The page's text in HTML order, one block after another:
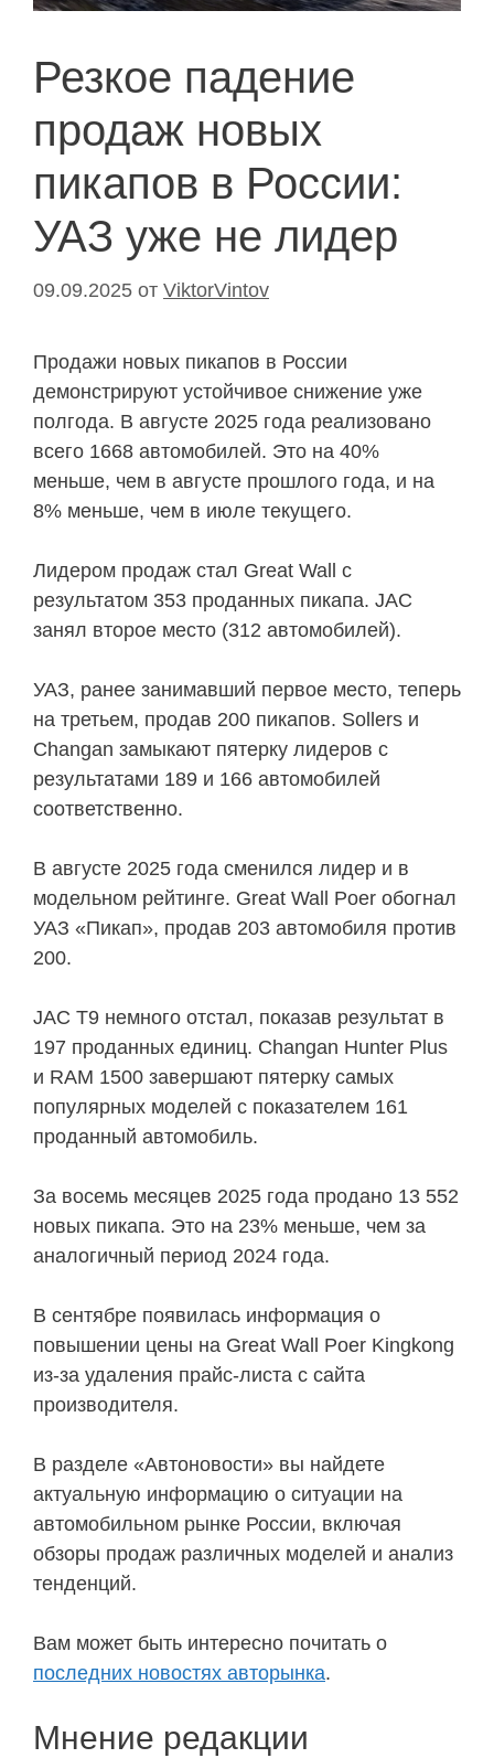
Резкое падение
продаж новых
пикапов в России:
УАЗ уже не лидер
09.09.2025 от ViktorVintov
Продажи новых пикапов в России
демонстрируют устойчивое снижение уже
полгода. В августе 2025 года реализовано
всего 1668 автомобилей. Это на 40%
меньше, чем в августе прошлого года, и на
8% меньше, чем в июле текущего.
Лидером продаж стал Great Wall с
результатом 353 проданных пикапа. JAC
занял второе место (312 автомобилей).
УАЗ, ранее занимавший первое место, теперь
на третьем, продав 200 пикапов. Sollers и
Changan замыкают пятерку лидеров с
результатами 189 и 166 автомобилей
соответственно.
В августе 2025 года сменился лидер и в
модельном рейтинге. Great Wall Poer обогнал
УАЗ «Пикап», продав 203 автомобиля против
200.
JAC T9 немного отстал, показав результат в
197 проданных единиц. Changan Hunter Plus
и RAM 1500 завершают пятерку самых
популярных моделей с показателем 161
проданный автомобиль.
За восемь месяцев 2025 года продано 13 552
новых пикапа. Это на 23% меньше, чем за
аналогичный период 2024 года.
В сентябре появилась информация о
повышении цены на Great Wall Poer Kingkong
из-за удаления прайс-листа с сайта
производителя.
В разделе «Автоновости» вы найдете
актуальную информацию о ситуации на
автомобильном рынке России, включая
обзоры продаж различных моделей и анализ
тенденций.
Вам может быть интересно почитать о
последних новостях авторынка.
Мнение редакции